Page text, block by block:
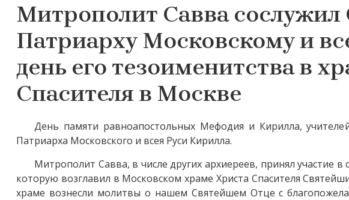
Митрополит Савва
Патриарху Московскому и
день его тезоименитства в
Спасителя в Москве
День памяти равноапостольных Мефодия и Кирилла,
Патриарха Московского и всея Руси Кирилла.
Митрополит Савва, в числе других архиереев, принял участие
которую возглавил в Московском храме Христа Спасителя
храме вознесли молитвы о нашем Святейшем Отце с